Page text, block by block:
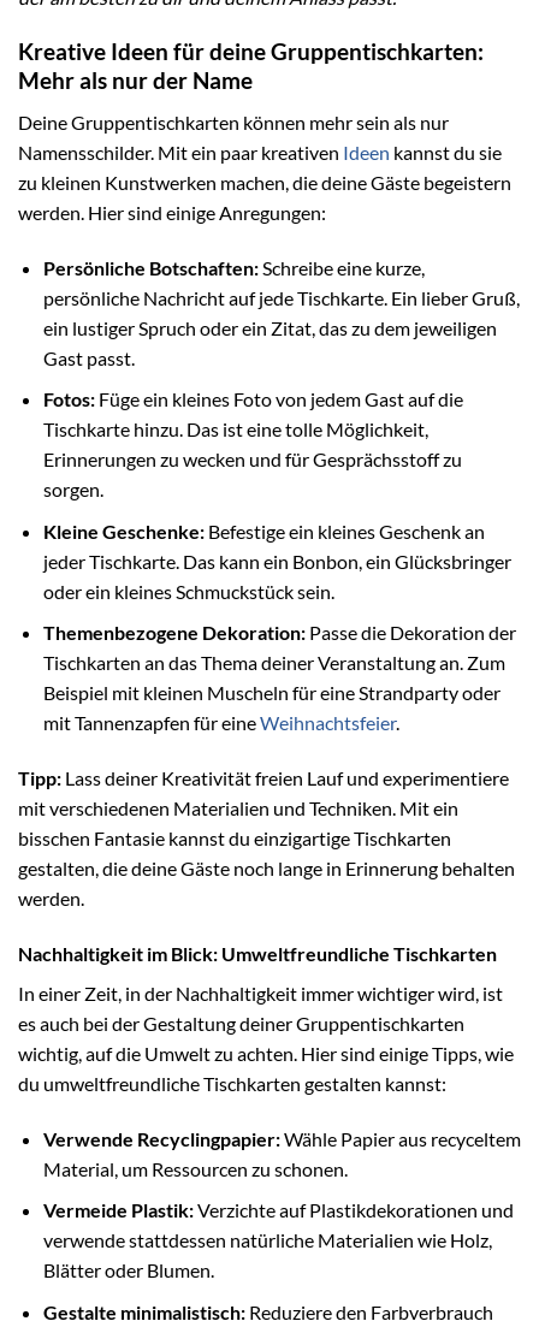
Kreative Ideen für deine Gruppentischkarten:
Mehr als nur der Name
Deine Gruppentischkarten können mehr sein als nur
Namensschilder. Mit ein paar kreativen Ideen kannst du sie
zu kleinen Kunstwerken machen, die deine Gäste begeistern
werden. Hier sind einige Anregungen:
Persönliche Botschaften:Schreibe eine kurze,
persönliche Nachricht auf jede Tischkarte. Ein lieber Gruß,
ein lustiger Spruch oder ein Zitat, das zu dem jeweiligen
Gast passt.
Fotos:Füge ein kleines Foto von jedem Gast auf die
Tischkarte hinzu. Das ist eine tolle Möglichkeit,
Erinnerungen zu wecken und für Gesprächsstoff zu
sorgen.
Kleine Geschenke:Befestige ein kleines Geschenk an
jeder Tischkarte. Das kann ein Bonbon, ein Glücksbringer
oder ein kleines Schmuckstück sein.
Themenbezogene Dekoration:Passe die Dekoration der
Tischkarten an das Thema deiner Veranstaltung an. Zum
Beispiel mit kleinen Muscheln für eine Strandparty oder
mit Tannenzapfen für eineWeihnachtsfeier.
Tipp: Lass deiner Kreativität freien Lauf und experimentiere
mit verschiedenen Materialien und Techniken. Mit ein
bisschen Fantasie kannst du einzigartige Tischkarten
gestalten, die deine Gäste noch lange in Erinnerung behalten
werden.
Nachhaltigkeit im Blick: Umweltfreundliche Tischkarten
In einer Zeit, in der Nachhaltigkeit immer wichtiger wird, ist
es auch bei der Gestaltung deiner Gruppentischkarten
wichtig, auf die Umwelt zu achten. Hier sind einige Tipps, wie
du umweltfreundliche Tischkarten gestalten kannst:
Verwende Recyclingpapier:Wähle Papier aus recyceltem
Material, um Ressourcen zu schonen.
Vermeide Plastik:Verzichte auf Plastikdekorationen und
verwende stattdessen natürliche Materialien wie Holz,
Blätter oder Blumen.
Gestalte minimalistisch:Reduziere den Farbverbrauch